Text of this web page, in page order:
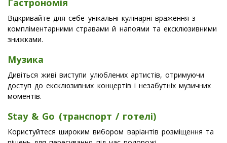
Гастрономія
Відкривайте для себе унікальні кулінарні враження з
компліментарними стравами й напоями та ексклюзивними
знижками.
Музика
Дивіться живі виступи улюблених артистів, отримуючи
доступ до ексклюзивних концертів і незабутніх музичних
моментів.
Stay & Go (транспорт / готелі)
Користуйтеся широким вибором варіантів розміщення та